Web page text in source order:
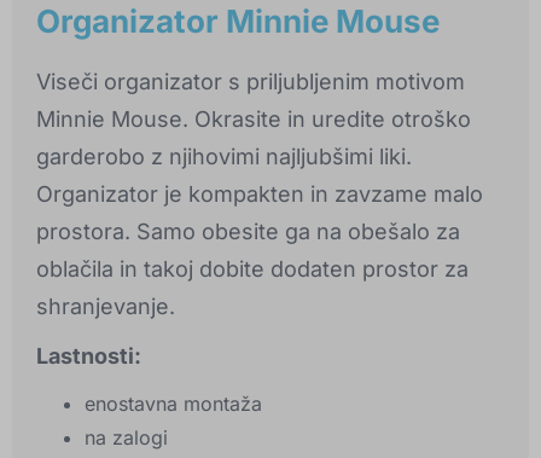
Organizator Minnie Mouse
Viseči organizator s priljubljenim motivom
Minnie Mouse. Okrasite in uredite otroško
garderobo z njihovimi najljubšimi liki.
Organizator je kompakten in zavzame malo
prostora. Samo obesite ga na obešalo za
oblačila in takoj dobite dodaten prostor za
shranjevanje.
Lastnosti:
enostavna montaža
na zalogi